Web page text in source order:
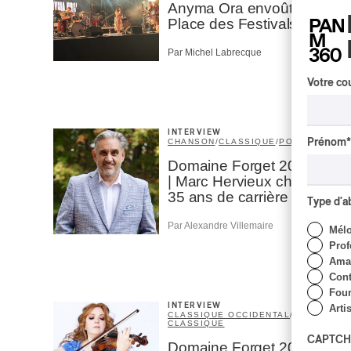
Anyma Ora envoûte la
Place des Festivals
Par Michel Labrecque
INTERVIEW
CHANSON/CLASSIQUE /POP
Domaine Forget 2026
| Marc Hervieux chante
35 ans de carrière
Par Alexandre Villemaire
INTERVIEW
CLASSIQUE OCCIDENTAL/
CLASSIQUE
Votre
Prénom*
Type